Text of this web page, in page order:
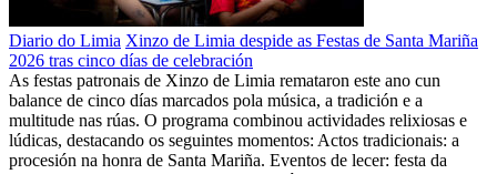
Diario do Limia Xinzo de Limia despide as Festas de Santa Mariña
2026 tras cinco días de celebración
As festas patronais de Xinzo de Limia remataron este ano cun
balance de cinco días marcados pola música, a tradición e a
multitude nas rúas. O programa combinou actividades relixiosas e
lúdicas, destacando os seguintes momentos: Actos tradicionais: a
procesión na honra de Santa Mariña. Eventos de lecer: festa da